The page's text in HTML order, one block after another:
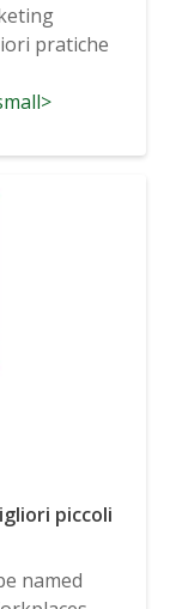
pratiche
piccoli
named